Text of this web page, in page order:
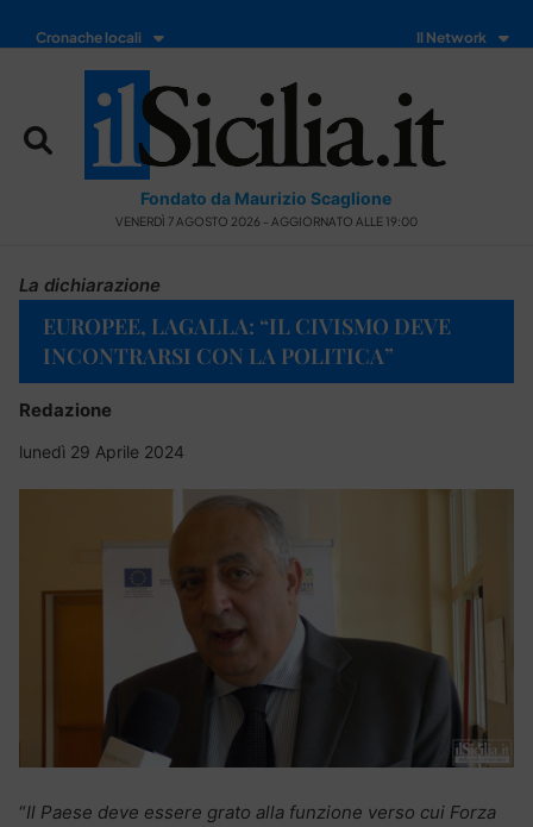
Cronache locali Il Network
Fondato da Maurizio Scaglione
VENERDÌ 7 AGOSTO 2026 - AGGIORNATO ALLE 19:00
La dichiarazione
EUROPEE, LAGALLA: “IL CIVISMO DEVE
INCONTRARSI CON LA POLITICA”
Redazione
lunedì 29 Aprile 2024
“Il Paese deve essere grato alla funzione verso cui Forza